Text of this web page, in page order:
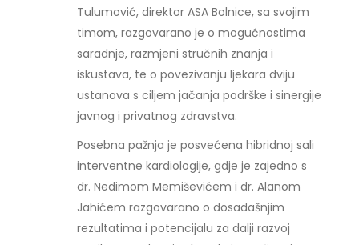
Tulumović, direktor ASA Bolnice, sa svojim
timom, razgovarano je o mogućnostima
saradnje, razmjeni stručnih znanja i
iskustava, te o povezivanju ljekara dviju
ustanova s ciljem jačanja podrške i sinergije
javnog i privatnog zdravstva.
Posebna pažnja je posvećena hibridnoj sali
interventne kardiologije, gdje je zajedno s
dr. Nedimom Memiševićem i dr. Alanom
Jahićem razgovarano o dosadašnjim
rezultatima i potencijalu za dalji razvoj